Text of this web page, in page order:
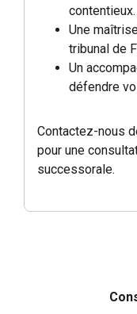
contentieux.
Une
tribunal de
Un
défendre
Contactez-nous
pour une
successorale.